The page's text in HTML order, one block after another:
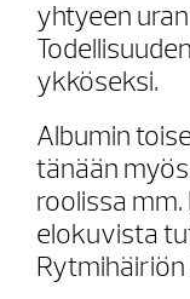
yhtyeen
ykköseksi.
Albumin
tänään
roolissa
elokuvista
Rytmihäiriön